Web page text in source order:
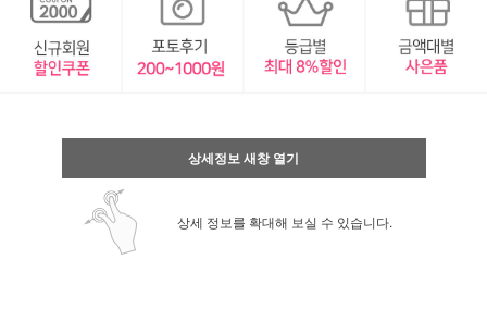
상세정보 새창 열기
상세 정보를 확대해 보실 수 있습니다.